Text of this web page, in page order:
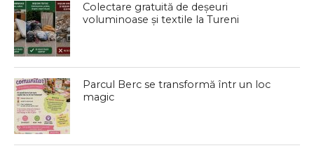
Colectare gratuită de deșeuri
voluminoase și textile la Tureni
Parcul Berc se transformă într un loc
magic